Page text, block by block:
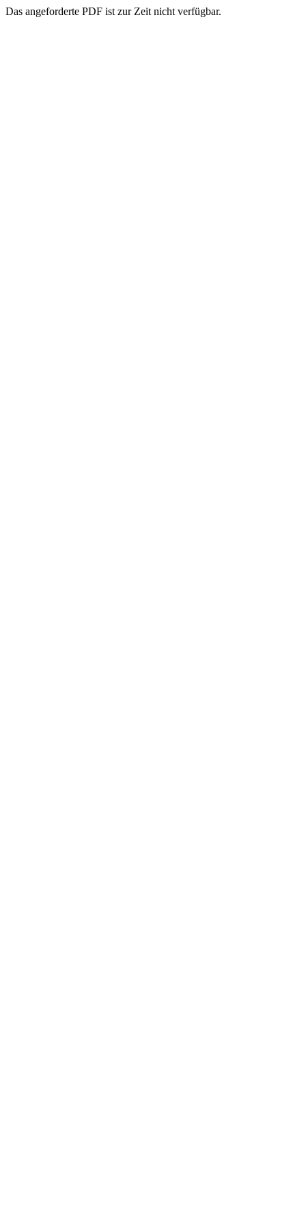
Das angeforderte PDF ist zur Zeit nicht verfügbar.